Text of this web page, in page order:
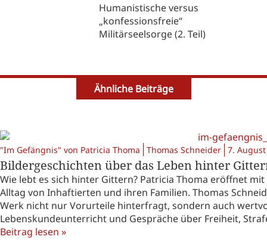
Humanistische versus
„konfessionsfreie“
Militärseelsorge (2. Teil)
Ähnliche Beiträge
"Im Gefängnis" von Patricia Thoma Thomas Schneider 7.
Bildergeschichten über das Leben hinter
Wie lebt es sich hinter Gittern? Patricia Thoma eröffnet
Alltag von Inhaftierten und ihren Familien. Thomas
Werk nicht nur Vorurteile hinterfragt, sondern auch
Lebenskundeunterricht und Gespräche über Freiheit,
Beitrag lesen »